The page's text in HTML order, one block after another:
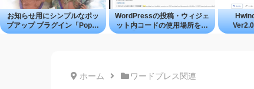
お知らせ用にシンプルなポッ
プアップ プラグイン「Popup
Studio」
WordPressの投稿・ウィジェ
ット内コードの使用場所を探
せる「Content Search Tool」
ホーム ワードプレス関連